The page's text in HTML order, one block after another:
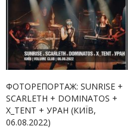
ФОТОРЕПОРТАЖ: SUNRISE +
SCARLETH + DOMINATOS +
X_TENT + УРАН (КИЇВ,
06.08.2022)